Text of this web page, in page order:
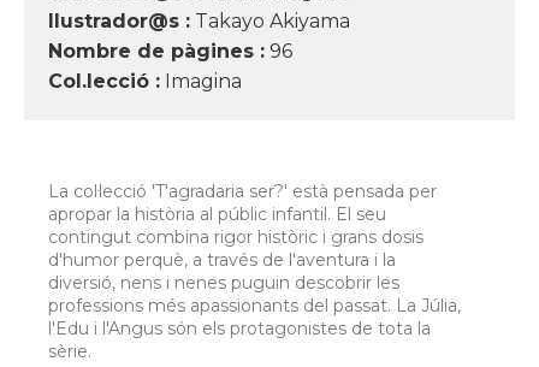
Ilustrador@s : Takayo Akiyama
Nombre de pàgines : 96
Col.lecció : Imagina
La col·lecció 'T'agradaria ser?' està pensada per
apropar la història al públic infantil. El seu
contingut combina rigor històric i grans dosis
d'humor perquè, a través de l'aventura i la
diversió, nens i nenes puguin descobrir les
professions més apassionants del passat. La Júlia,
l'Edu i l'Angus són els protagonistes de tota la
sèrie.